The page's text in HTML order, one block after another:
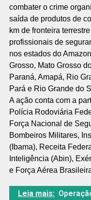
combater o crime
saída de produtos de
km de fronteira
profissionais de
nos estados do
Grosso, Mato Grosso
Paraná, Amapá, Rio
Pará e Rio Grande do
A ação conta com a
Polícia Rodoviária
Força Nacional de
Bombeiros Militares,
(Ibama), Receita
Inteligência (Abin),
e Força Aérea
Leia mais: